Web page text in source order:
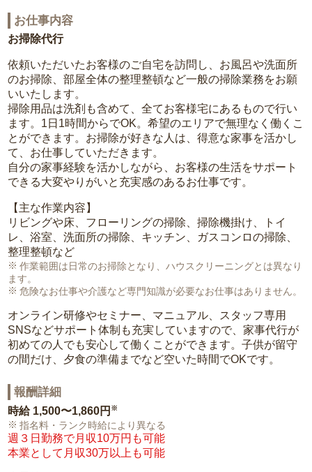
お仕事内容
お掃除代行
依頼いただいたお客様のご自宅を訪問し、お風呂や洗面所
のお掃除、部屋全体の整理整頓など一般の掃除業務をお願
いいたします。
掃除用品は洗剤も含めて、全てお客様宅にあるもので行い
ます。1日1時間からでOK。希望のエリアで無理なく働くこ
とができます。お掃除が好きな人は、得意な家事を活かし
て、お仕事していただきます。
自分の家事経験を活かしながら、お客様の生活をサポート
できる大変やりがいと充実感のあるお仕事です。
【主な作業内容】
リビングや床、フローリングの掃除、掃除機掛け、トイ
レ、浴室、洗面所の掃除、キッチン、ガスコンロの掃除、
整理整頓など
作業範囲は日常のお掃除となり、ハウスクリーニングとは異なり
ます。
危険なお仕事や介護など専門知識が必要なお仕事はありません。
オンライン研修やセミナー、マニュアル、スタッフ専用
SNSなどサポート体制も充実していますので、家事代行が
初めての人でも安心して働くことができます。子供が留守
の間だけ、夕食の準備までなど空いた時間でOKです。
報酬詳細
時給 1,500〜1,860円 ※
指名料・ランク時給により異なる
週３日勤務で月収10万円も可能
本業として月収30万以上も可能